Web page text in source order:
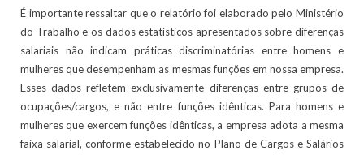
É importante ressaltar que o relatório foi elaborado pelo Ministério
do Trabalho e os dados estatísticos apresentados sobre diferenças
salariais não indicam práticas discriminatórias entre homens e
mulheres que desempenham as mesmas funções em nossa empresa.
Esses dados refletem exclusivamente diferenças entre grupos de
ocupações/cargos, e não entre funções idênticas. Para homens e
mulheres que exercem funções idênticas, a empresa adota a mesma
faixa salarial, conforme estabelecido no Plano de Cargos e Salários